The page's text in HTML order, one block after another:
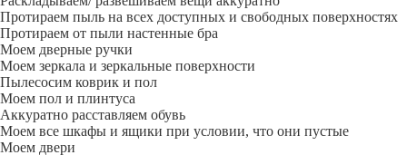
Протираем пыль на всех доступных и свободных поверхностях
Протираем от пыли настенные бра
Моем дверные ручки
Моем зеркала и зеркальные поверхности
Пылесосим коврик и пол
Моем пол и плинтуса
Аккуратно расставляем обувь
Моем все шкафы и ящики при условии, что они пустые
Моем двери